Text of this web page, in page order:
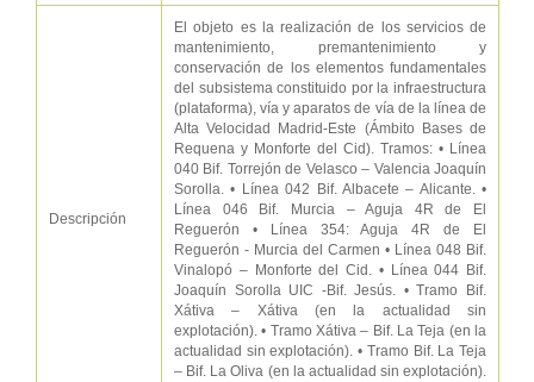
Descripción
El objeto es la realización de los servicios de
mantenimiento, premantenimiento y
conservación de los elementos fundamentales
del subsistema constituido por la infraestructura
(plataforma), vía y aparatos de vía de la línea de
Alta Velocidad Madrid-Este (Ámbito Bases de
Requena y Monforte del Cid). Tramos: • Línea
040 Bif. Torrejón de Velasco – Valencia Joaquín
Sorolla. • Línea 042 Bif. Albacete – Alicante. •
Línea 046 Bif. Murcia – Aguja 4R de El
Reguerón • Línea 354: Aguja 4R de El
Reguerón - Murcia del Carmen • Línea 048 Bif.
Vinalopó – Monforte del Cid. • Línea 044 Bif.
Joaquín Sorolla UIC -Bif. Jesús. • Tramo Bif.
Xátiva – Xátiva (en la actualidad sin
explotación). • Tramo Xátiva – Bif. La Teja (en la
actualidad sin explotación). • Tramo Bif. La Teja
– Bif. La Oliva (en la actualidad sin explotación).